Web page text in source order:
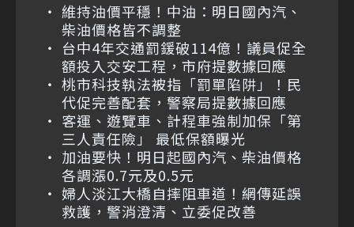
維持油價平穩！中油：明日國內汽、
柴油價格皆不調整
台中4年交通罰鍰破114億！議員促全
額投入交安工程，市府提數據回應
桃市科技執法被指「罰單陷阱」！民
代促完善配套，警察局提數據回應
客運、遊覽車、計程車強制加保「第
三人責任險」 最低保額曝光
加油要快！明日起國內汽、柴油價格
各調漲0.7元及0.5元
婦人淡江大橋自摔阻車道！網傳延誤
救護，警消澄清、立委促改善